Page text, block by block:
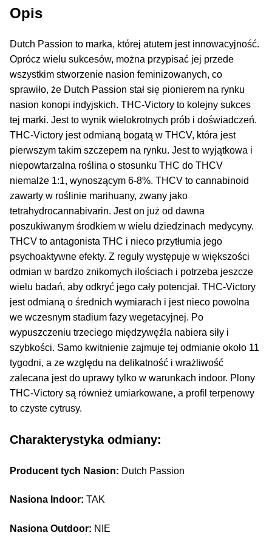
menu
Blog
GRATIS
PROMOCJA 500 Plus
Harmonogram Outdoor
Formy i Koszt Wysyłki
Odbiór Osobisty
Kontakt
Opis
Dutch Passion to marka, której atutem jest innowacyjność.
Oprócz wielu sukcesów, można przypisać jej przede
wszystkim stworzenie nasion feminizowanych, co
sprawiło, że Dutch Passion stał się pionierem na rynku
nasion konopi indyjskich. THC-Victory to kolejny sukces
tej marki. Jest to wynik wielokrotnych prób i doświadczeń.
THC-Victory jest odmianą bogatą w THCV, która jest
pierwszym takim szczepem na rynku. Jest to wyjątkowa i
niepowtarzalna roślina o stosunku THC do THCV
niemalże 1:1, wynoszącym 6-8%. THCV to cannabinoid
zawarty w roślinie marihuany, zwany jako
tetrahydrocannabivarin. Jest on już od dawna
poszukiwanym środkiem w wielu dziedzinach medycyny.
THCV to antagonista THC i nieco przytłumia jego
psychoaktywne efekty. Z reguły występuje w większości
odmian w bardzo znikomych ilościach i potrzeba jeszcze
wielu badań, aby odkryć jego cały potencjał. THC-Victory
jest odmianą o średnich wymiarach i jest nieco powolna
we wczesnym stadium fazy wegetacyjnej. Po
wypuszczeniu trzeciego międzywęźla nabiera siły i
szybkości. Samo kwitnienie zajmuje tej odmianie około 11
tygodni, a ze względu na delikatność i wrażliwość
zalecana jest do uprawy tylko w warunkach indoor. Plony
THC-Victory są również umiarkowane, a profil terpenowy
to czyste cytrusy.
Charakterystyka odmiany:
Producent tych Nasion: Dutch Passion
Nasiona Indoor: TAK
Nasiona Outdoor: NIE